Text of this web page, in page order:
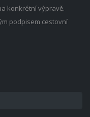
konkrétní výpravě.
podpisem cestovní